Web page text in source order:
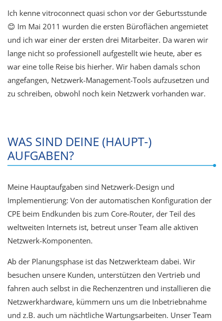
Ich kenne vitroconnect quasi schon vor der Geburtsstunde
😊 Im Mai 2011 wurden die ersten Büroflächen angemietet
und ich war einer der ersten drei Mitarbeiter. Da waren wir
lange nicht so professionell aufgestellt wie heute, aber es
war eine tolle Reise bis hierher. Wir haben damals schon
angefangen, Netzwerk-Management-Tools aufzusetzen und
zu schreiben, obwohl noch kein Netzwerk vorhanden war.
WAS SIND DEINE (HAUPT-)
AUFGABEN?
Meine Hauptaufgaben sind Netzwerk-Design und
Implementierung: Von der automatischen Konfiguration der
CPE beim Endkunden bis zum Core-Router, der Teil des
weltweiten Internets ist, betreut unser Team alle aktiven
Netzwerk-Komponenten.
Ab der Planungsphase ist das Netzwerkteam dabei. Wir
besuchen unsere Kunden, unterstützen den Vertrieb und
fahren auch selbst in die Rechenzentren und installieren die
Netzwerkhardware, kümmern uns um die Inbetriebnahme
und z.B. auch um nächtliche Wartungsarbeiten. Unser Team